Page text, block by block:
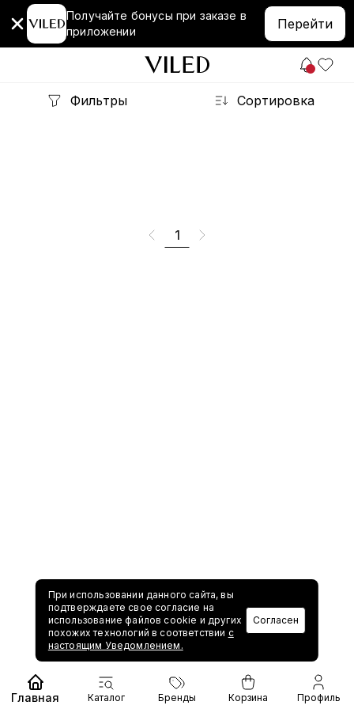
Получайте бонусы при заказе в
приложении
Перейти
Фильтры Сортировка
1
При использовании данного сайта, вы
подтверждаете свое согласие на
использование файлов cookie и других
похожих технологий в соответствии с
настоящим Уведомлением.
Согласен
Главная Каталог Бренды Корзина Профиль